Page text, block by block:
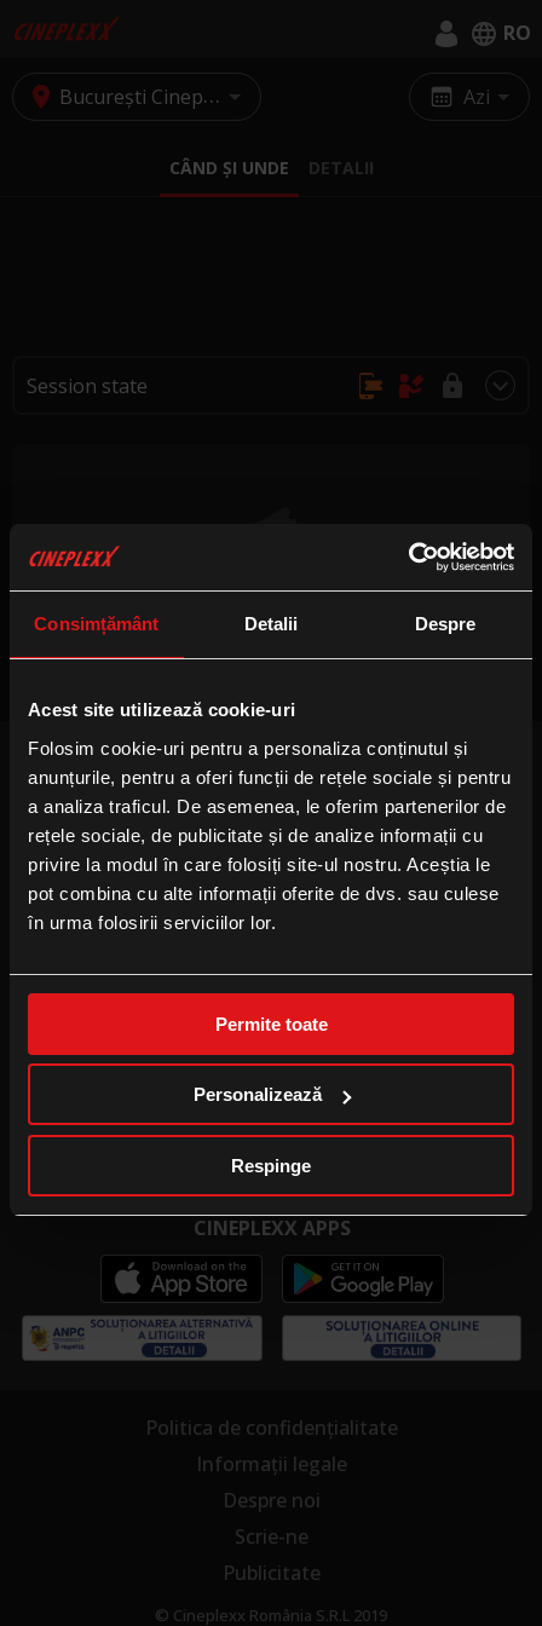
Consimțământ Detalii Despre
Acest site utilizează cookie-uri
Folosim cookie-uri pentru a personaliza conținutul și
anunțurile, pentru a oferi funcții de rețele sociale și pentru
a analiza traficul. De asemenea, le oferim partenerilor de
rețele sociale, de publicitate și de analize informații cu
privire la modul în care folosiți site-ul nostru. Aceștia le
pot combina cu alte informații oferite de dvs. sau culese
în urma folosirii serviciilor lor.
Permite toate
Personalizează
Respinge
RO
English
București Cineplexx Baneasa Azi
CÂND ȘI UNDE DETALII
Session state
Nu sunt sesiuni disponibile
FOLLOW US
Facebook
Instagram
YouTube
Locație eveniment
CINEPLEXX APPS
© Cineplexx România S.R.L 2019
Politica de confidențialitate
Informații legale
Despre noi
Scrie-ne
Publicitate